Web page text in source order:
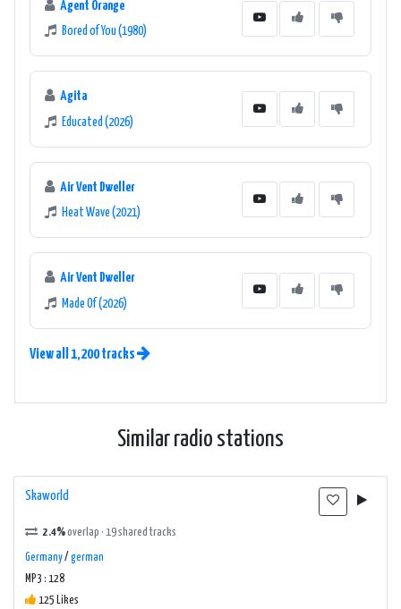
Agent Orange
Bored of You (1980)
Agita
Educated (2026)
Air Vent Dweller
Heat Wave (2021)
Air Vent Dweller
Made Of (2026)
View all 1,200 tracks
Similar radio stations
Skaworld
2.4%overlap · 19 shared tracks
Germany/ german
MP3 : 128
125 Likes